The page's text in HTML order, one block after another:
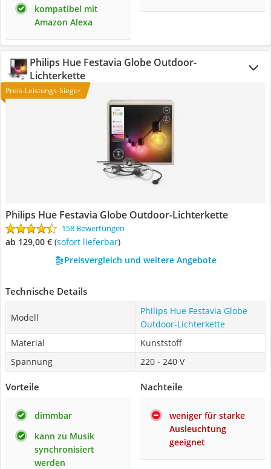
kompatibel mit
Amazon Alexa
Philips Hue Festavia Globe Outdoor-
Lichterkette
Preis-Leistungs-Sieger
Philips Hue Festavia Globe Outdoor-Lichterkette
158 Bewertungen
ab 129,00 € ( Sofort lieferbar)
Preisvergleich und weitere Angebote
Technische Details
Modell
Philips Hue Festavia Globe
Outdoor-Lichterkette
Material
Kunststoff
Spannung
220 - 240 V
Vorteile
dimmbar
kann zu Musik
synchronisiert
werden
Nachteile
weniger für starke
Ausleuchtung
geeignet